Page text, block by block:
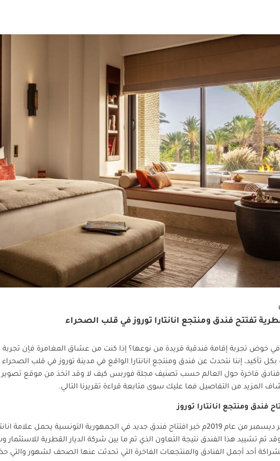
تفتتح فندق ومنتجع انانتارا توروز في قلب الصحراء
خوض تجربة إقامة فندقية فريدة من نوعها؟ إذا كنت من عشاق المغامرة فإن تجربة
تأكيد، إننا نتحدث عن فندق ومنتجع انانتارا الواقع في مدينة توروز في قلب
أفضل 10 فنادق فاخرة حول العالم حسب تصنيف مجلة فوربس كيف لا وقد اتخذ من موقع
المزيد من التفاصيل فما عليك سوى متابعة قراءة تقريرنا التالي.
فندق ومنتجع انانتارا توروز
في الجمهورية التونسية يحمل علامة انانتارا الفندقية التابعة لمجموعة
وقد تم تشييد هذا الفندق نتيجة التعاون الذي تم ما بين شركة الديار القطرية
أحد أجمل الفنادق والمنتجعات الفاخرة التي تحدثت عنها الصحف لشهور والتي